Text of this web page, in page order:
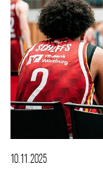
10.11.2025